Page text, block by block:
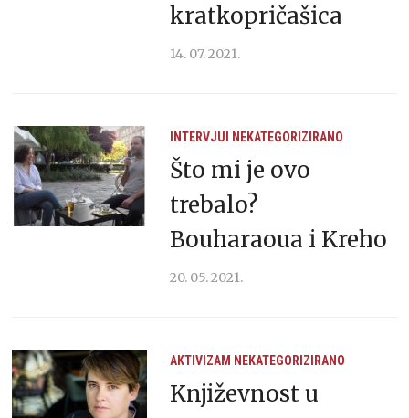
kratkopričašica
14. 07. 2021.
INTERVJUI NEKATEGORIZIRANO
Što mi je ovo
trebalo?
Bouharaoua i Kreho
20. 05. 2021.
AKTIVIZAM NEKATEGORIZIRANO
Književnost u